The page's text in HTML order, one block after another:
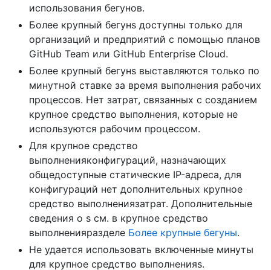
использования бегунов.
Более крупный бегунs доступны только для
организаций и предприятий с помощью планов
GitHub Team или GitHub Enterprise Cloud.
Более крупный бегунs выставляются только по
минутной ставке за время выполнения рабочих
процессов. Нет затрат, связанных с созданием
крупное средство выполнения, которые не
используются рабочим процессом.
Для крупное средство
выполненияконфигураций, назначающих
общедоступные статические IP-адреса, для
конфигураций нет дополнительных крупное
средство выполнениязатрат. Дополнительные
сведения о s см. в крупное средство
выполненияразделе Более крупные бегуны.
Не удается использовать включенные минуты
для крупное средство выполненияs.